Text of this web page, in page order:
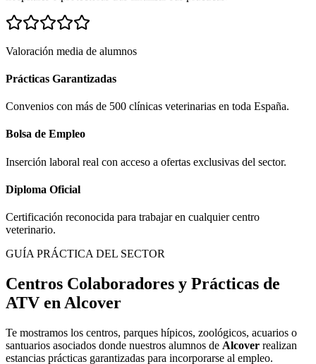
Valoración media de alumnos
Prácticas Garantizadas
Convenios con más de 500 clínicas veterinarias en toda España.
Bolsa de Empleo
Inserción laboral real con acceso a ofertas exclusivas del sector.
Diploma Oficial
Certificación reconocida para trabajar en cualquier centro
veterinario.
GUÍA PRÁCTICA DEL SECTOR
Centros Colaboradores y Prácticas de
ATV en Alcover
Te mostramos los centros, parques hípicos, zoológicos, acuarios o
santuarios asociados donde nuestros alumnos de Alcover realizan
estancias prácticas garantizadas para incorporarse al empleo.